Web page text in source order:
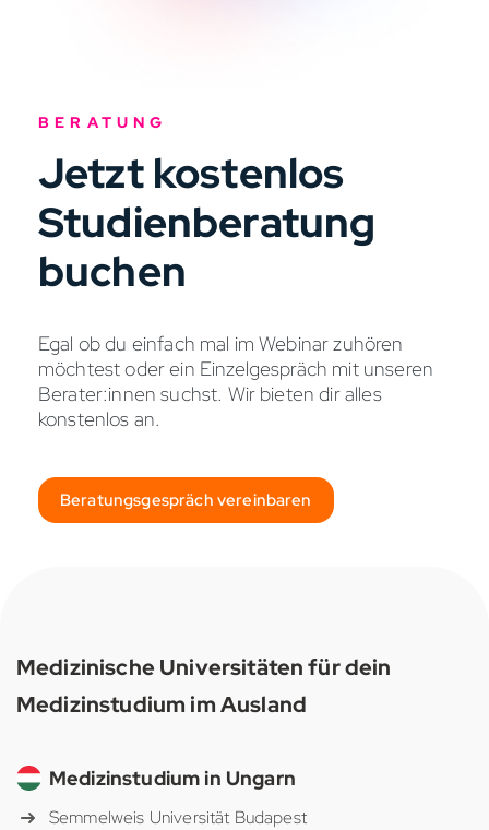
BERATUNG
Jetzt kostenlos
Studienberatung
buchen
Egal ob du einfach mal im Webinar zuhören
möchtest oder ein Einzelgespräch mit unseren
Berater:innen suchst. Wir bieten dir alles
konstenlos an.
Beratungsgespräch vereinbaren
Medizinische Universitäten für dein
Medizinstudium im Ausland
Medizinstudium in Ungarn
Semmelweis Universität Budapest